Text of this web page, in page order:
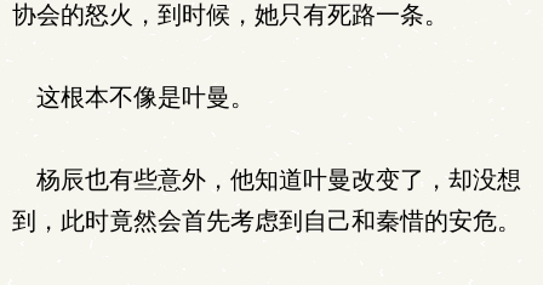
协会的怒火，到时候，她只有死路一条。
这根本不像是叶曼。
杨辰也有些意外，他知道叶曼改变了，却没想
到，此时竟然会首先考虑到自己和秦惜的安危。